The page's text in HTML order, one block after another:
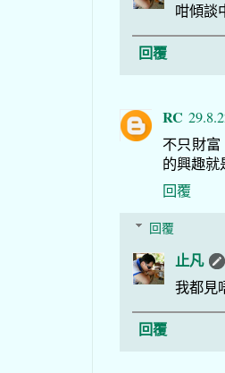
咁傾談
回覆
RC
不只財
的興趣就
回覆
回覆
止凡
我都見
回覆